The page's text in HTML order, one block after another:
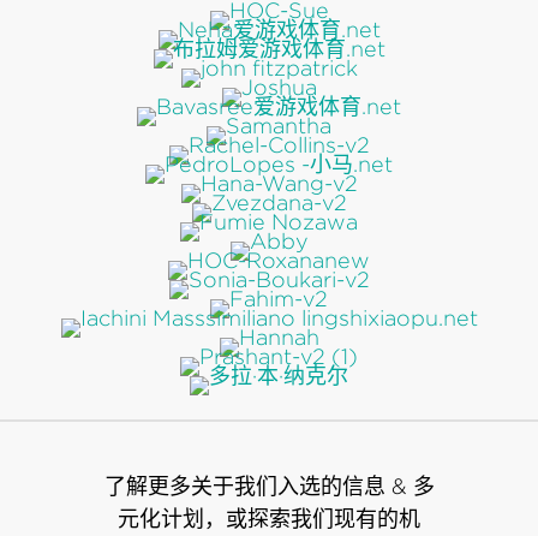
了解更多关于我们入选的信息 & 多
元化计划，或探索我们现有的机